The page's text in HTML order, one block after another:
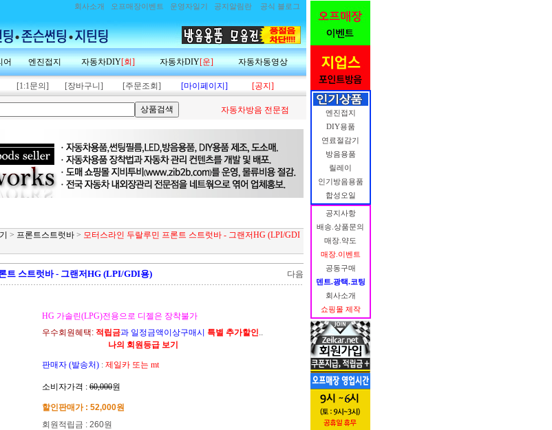
회사소개 오프매장이벤트 운영자일기 공지알림란 공식 블로그
어 엔진접지 자동차DIY[회] 자동차DIY[운] 자동차동영상
[1:1문의] [장바구니] [주문조회] [마이페이지] [공지]
자동차방음 전문점
> 프론트스트럿바 > 모터스라인 두랄루민 프론트 스트럿바 - 그랜저HG (LPI/GDI
트 스트럿바 - 그랜저HG (LPI/GDI용) 다음
HG 가솔린(LPG)전용으로 디젤은 장착불가
우수회원혜택: 적립금과 일정금액이상구매시 특별 추가할인..
나의 회원등급 보기
판매자 (발송처) : 제일카 또는 mt
소비자가격 : 60,000원
할인판매가 : 52,000원
회원적립금 : 260원
엔진접지
DIY용품
연료절감기
방음용품
릴레이
인기방음용품
합성오일
공지사항
배송.상품문의
매장.약도
매장.이벤트
공동구매
덴트.광택.코팅
회사소개
쇼핑몰 제작